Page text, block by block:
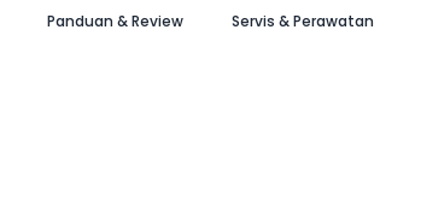
Panduan & Review Servis & Perawatan